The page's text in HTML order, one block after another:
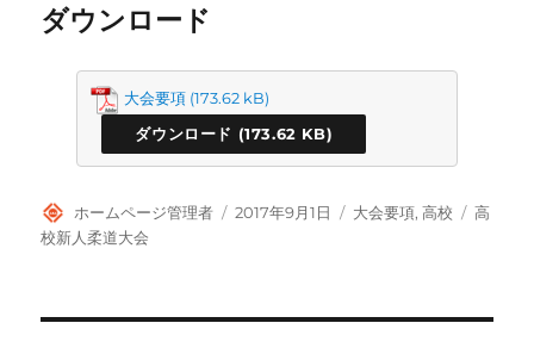
ダウンロード
大会要項
ダウンロード
投
稿
ホームページ管理者
投
2017年9月1日
カ
大会要項,高校
タ
高
校新人柔道大会